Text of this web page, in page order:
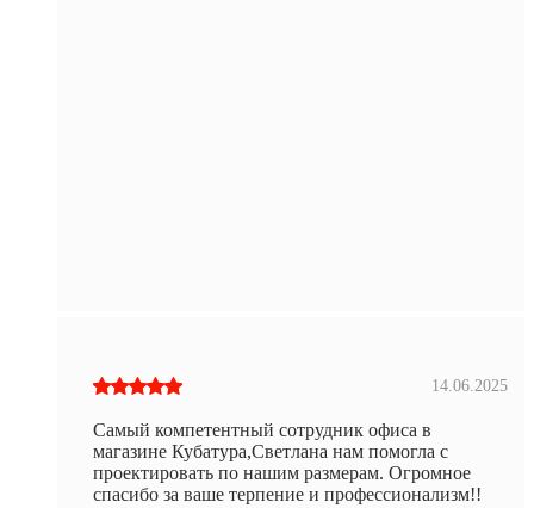
14.06.2025
Самый компетентный сотрудник офиса в
магазине Кубатура,Светлана нам помогла с
проектировать по нашим размерам. Огромное
спасибо за ваше терпение и профессионализм!!